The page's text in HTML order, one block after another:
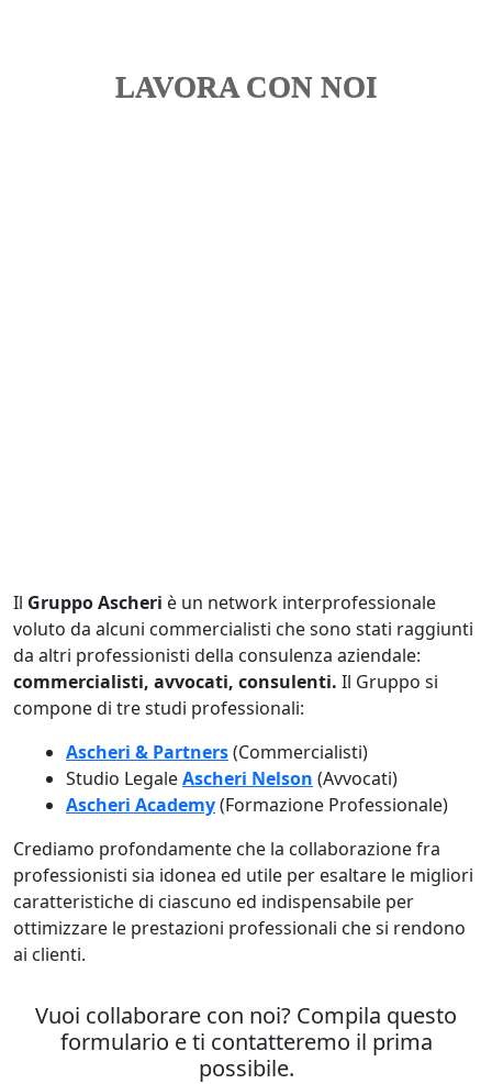
LAVORA CON NOI
Il Gruppo Ascheri è un network interprofessionale
voluto da alcuni commercialisti che sono stati raggiunti
da altri professionisti della consulenza aziendale:
commercialisti, avvocati, consulenti. Il Gruppo si
compone di tre studi professionali:
Ascheri & Partners(Commercialisti)
Studio LegaleAscheri Nelson (Avvocati)
Ascheri Academy(Formazione Professionale)
Crediamo profondamente che la collaborazione fra
professionisti sia idonea ed utile per esaltare le migliori
caratteristiche di ciascuno ed indispensabile per
ottimizzare le prestazioni professionali che si rendono
ai clienti.
Vuoi collaborare con noi? Compila questo
formulario e ti contatteremo il prima
possibile.